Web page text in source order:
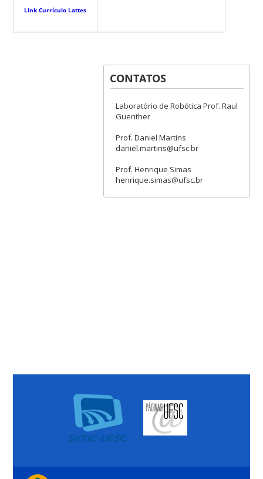
Link Currículo Lattes
CONTATOS
Laboratório de Robótica Prof. Raul
Guenther
Prof. Daniel Martins
daniel.martins@ufsc.br
Prof. Henrique Simas
henrique.simas@ufsc.br